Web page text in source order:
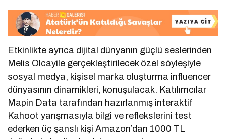
Etkinlikte ayrıca dijital dünyanın güçlü seslerinden
Melis Olcayile gerçekleştirilecek özel söyleşiyle
sosyal medya, kişisel marka oluşturma influencer
dünyasının dinamikleri, konuşulacak. Katılımcılar
Mapin Data tarafından hazırlanmış interaktif
Kahoot yarışmasıyla bilgi ve reflekslerini test
ederken üç şanslı kişi Amazon’dan 1000 TL